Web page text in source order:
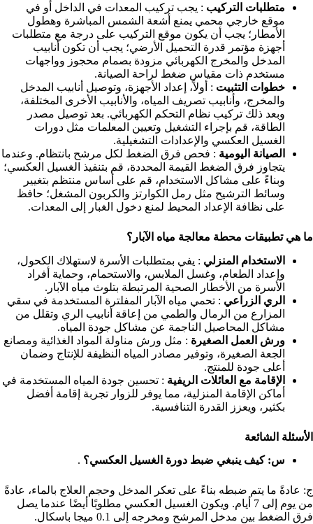
متطلبات التركيب : يجب تركيب المعدات في الداخل أو في
موقع خارجي محمي يمنع أشعة الشمس المباشرة وهطول
الأمطار؛ يجب أن يكون موقع التركيب على درجة مع متطلبات
أجهزة مؤتمر قدرة التحميل الأرضي؛ يجب أن تكون أنابيب
المدخل والمخرج الكهربائي مزودة بصمام محجوز وواجهات
مستخدم ذات مقياس ضغط لراحة الصيانة.
خطوات التثبيت : أولاً، إعداد الأجهزة، وتوصيل أنابيب المدخل
والمخرج، وأنابيب تصريف المياه، والأنابيب الأخرى المختلفة،
وبعد ذلك تركيب نظام التحكم الكهربائي. بعد توصيل مصدر
الطاقة، قم بإجراء التشغيل وتعيين المعلمات مثل دورات
الغسيل العكسي والإعدادات التشغيلية.
الصيانة اليومية : فحص فرق الضغط لكل مرشح بانتظام. وعندما
يتجاوز فرق الضغط القيمة المحددة، قم بتنفيذ الغسيل العكسي؛
وبناءً على مشاكل الاستخدام، قم على أساس منتظم بتغيير
وسائط الترشيح مثل رمل الكوارتز والكربون المشغل؛ حافظ
على نظافة الإعداد المحيط لمنع دخول الغبار إلى المعدات.
ما هي تطبيقات محطة معالجة مياه الآبار؟
الاستخدام المنزلي : يفي بمتطلبات الأسرة لاستهلاك الكحول،
وإعداد الطعام، وغسل الملابس، والاستحمام، وحماية أفراد
الأسرة من الأخطار الصحية المرتبطة بتلوث مياه الآبار.
الري الزراعي : تحمي مياه الآبار المفلترة المستخدمة في سقي
المزارع من الرمال والطمي من إعاقة أنابيب الري وتقلل من
مشاكل المحاصيل الناجمة عن مشاكل جودة المياه.
ورش العمل الصغيرة : مثل ورش مناولة المواد الغذائية ومصانع
الجعة الصغيرة، وتوفير مصادر المياه النظيفة للإنتاج وضمان
أعلى جودة للمنتج.
الإقامة مع العائلات الريفية : تحسين جودة المياه المستخدمة في
أماكن الإقامة المنزلية، مما يوفر للزوار تجربة إقامة أفضل
بكثير، ويعزز القدرة التنافسية.
الأسئلة الشائعة
س: كيف ينبغي ضبط دورة الغسيل العكسي؟ .
ج: عادةً ما يتم ضبطه بناءً على تعكر المدخل وحجم العلاج بالماء، عادةً
من يوم إلى 7 أيام. ويكون الغسيل العكسي مطلوبًا أيضًا عندما يصل
فرق الضغط بين مدخل المرشح ومخرجه إلى 0.1 ميجا باسكال.